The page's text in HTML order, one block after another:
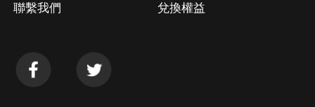
聯繫我們 兌換權益